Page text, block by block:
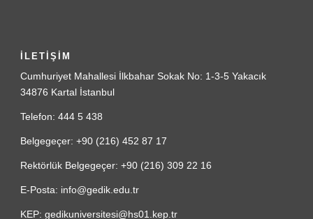
İLETİŞİM
Cumhuriyet Mahallesi İlkbahar Sokak No: 1-3-5 Yakacık
34876 Kartal İstanbul
Telefon: 444 5 438
Belgegeçer: +90 (216) 452 87 17
Rektörlük Belgegeçer: +90 (216) 309 22 16
E-Posta: info@gedik.edu.tr
KEP: gedikuniversitesi@hs01.kep.tr